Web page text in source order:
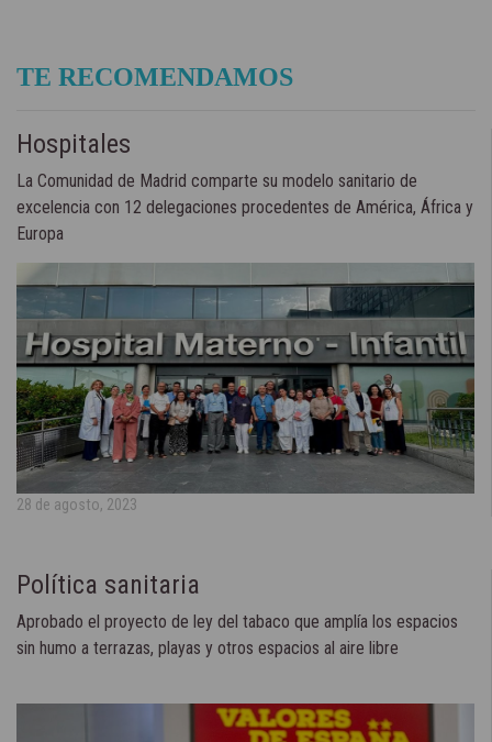
TE RECOMENDAMOS
Hospitales
La Comunidad de Madrid comparte su modelo sanitario de
excelencia con 12 delegaciones procedentes de América, África y
Europa
28 de agosto, 2023
Política sanitaria
Aprobado el proyecto de ley del tabaco que amplía los espacios
sin humo a terrazas, playas y otros espacios al aire libre